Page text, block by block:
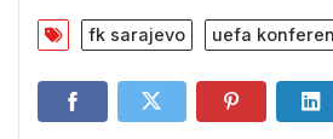
fk sarajevo uefa